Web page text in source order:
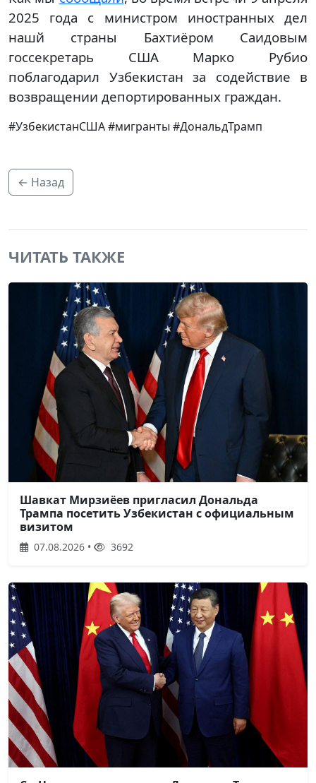
2025 года с министром иностранных дел
нашй страны Бахтиёром Саидовым
госсекретарь США Марко Рубио
поблагодарил Узбекистан за содействие в
возвращении депортированных граждан.
#УзбекистанСША #мигранты #ДональдТрамп
← Назад
ЧИТАТЬ ТАКЖЕ
Шавкат Мирзиёев пригласил Дональда
Трампа посетить Узбекистан с официальным
визитом
07.08.2026 • 3692